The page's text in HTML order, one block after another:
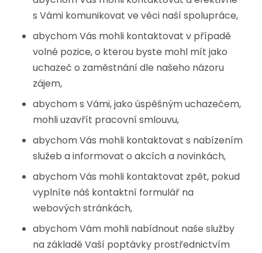
s Vámi komunikovat ve věci naší spolupráce,
abychom Vás mohli kontaktovat v případě
volné pozice, o kterou byste mohl mít jako
uchazeč o zaměstnání dle našeho názoru
zájem,
abychom s Vámi, jako úspěšným uchazečem,
mohli uzavřít pracovní smlouvu,
abychom Vás mohli kontaktovat s nabízením
služeb a informovat o akcích a novinkách,
abychom Vás mohli kontaktovat zpět, pokud
vyplníte náš kontaktní formulář na
webových stránkách,
abychom Vám mohli nabídnout naše služby
na základě Vaší poptávky prostřednictvím